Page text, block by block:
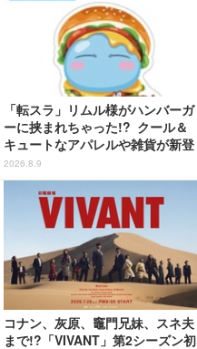
「転スラ」リムル様がハンバーガ
ーに挟まれちゃった!? クール＆
キュートなアパレルや雑貨が新登
場！【COSPA】
2026.8.9
コナン、灰原、竈門兄妹、スネ夫
まで!?「VIVANT」第2シーズン初